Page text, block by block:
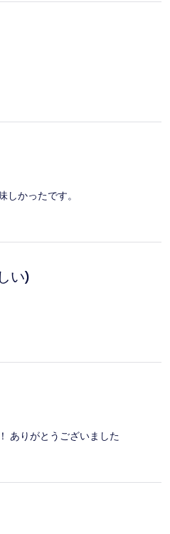
しかったです。
い)
ありがとうございました